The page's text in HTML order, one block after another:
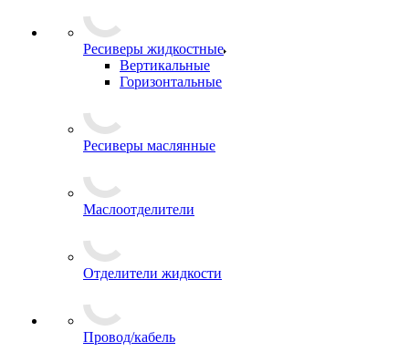
Ресиверы жидкостные
Вертикальные
Горизонтальные
Ресиверы маслянные
Маслоотделители
Отделители жидкости
Провод/кабель